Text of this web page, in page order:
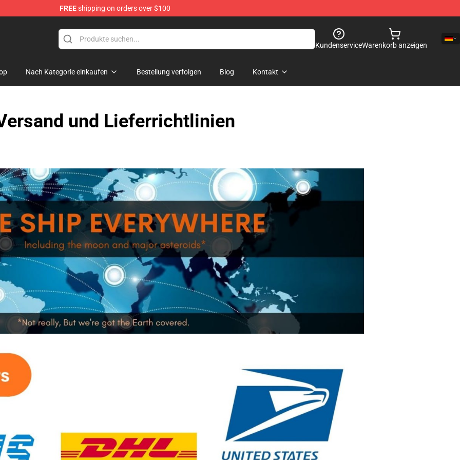
FREEshipping on orders over $100
KundenserviceWarenkorb anzeigen
Nach Kategorie einkaufen Bestellung verfolgen Blog Kontakt
und Lieferrichtlinien